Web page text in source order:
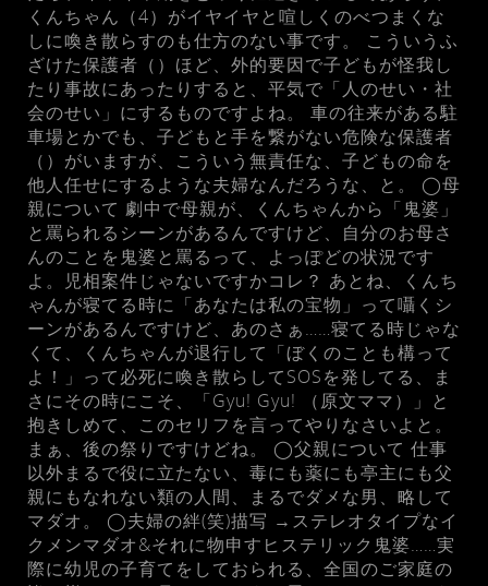
くんちゃん（4）がイヤイヤと喧しくのべつまくな
しに喚き散らすのも仕方のない事です。 こういうふ
ざけた保護者（）ほど、外的要因で子どもが怪我し
たり事故にあったりすると、平気で「人のせい・社
会のせい」にするものですよね。 車の往来がある駐
車場とかでも、子どもと手を繋がない危険な保護者
（）がいますが、こういう無責任な、子どもの命を
他人任せにするような夫婦なんだろうな、と。 ◯母
親について 劇中で母親が、くんちゃんから「鬼婆」
と罵られるシーンがあるんですけど、自分のお母さ
んのことを鬼婆と罵るって、よっぽどの状況です
よ。児相案件じゃないですかコレ？ あとね、くんち
ゃんが寝てる時に「あなたは私の宝物」って囁くシ
ーンがあるんですけど、あのさぁ……寝てる時じゃな
くて、くんちゃんが退行して「ぼくのことも構って
よ！」って必死に喚き散らしてSOSを発してる、ま
さにその時にこそ、「Gyu! Gyu! （原文ママ）」と
抱きしめて、このセリフを言ってやりなさいよと。
まぁ、後の祭りですけどね。 ◯父親について 仕事
以外まるで役に立たない、毒にも薬にも亭主にも父
親にもなれない類の人間、まるでダメな男、略して
マダオ。 ◯夫婦の絆(笑)描写 →ステレオタイプなイ
クメンマダオ&それに物申すヒステリック鬼婆……実
際に幼児の子育てをしておられる、全国のご家庭の